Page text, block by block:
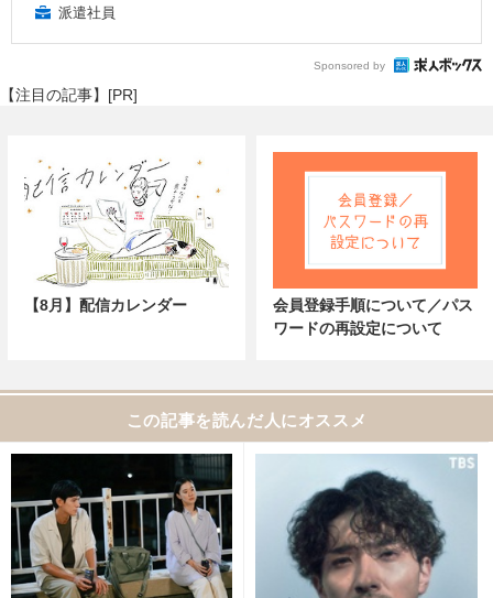
派遣社員
Sponsored by
【注目の記事】[PR]
【8月】配信カレンダー
会員登録手順について／パス
ワードの再設定について
この記事を読んだ人にオススメ